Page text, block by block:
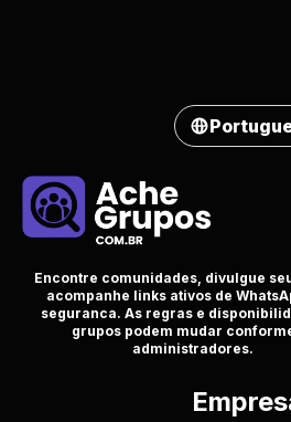
Encontre comunidades, divulgue
acompanhe links ativos de
seguranca. As regras e
grupos podem mudar
administradores.